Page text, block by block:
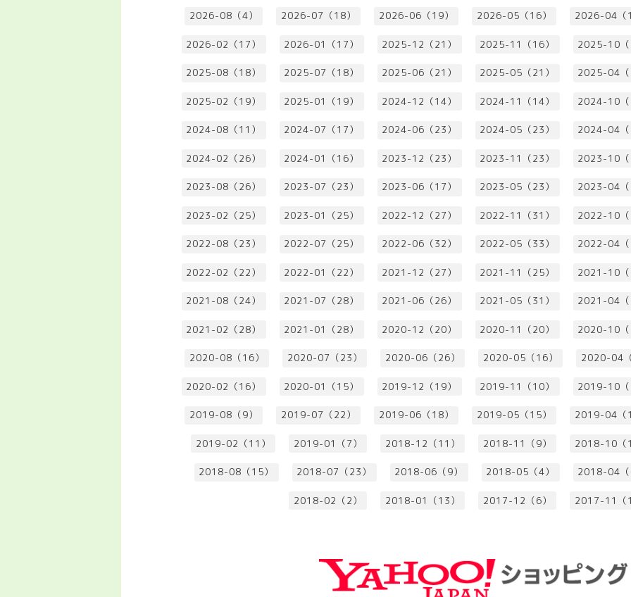
2026-08（4） 2026-07（18） 2026-06（19） 2026-05（16） 2026-04（
2026-02（17） 2026-01（17） 2025-12（21） 2025-11（16） 2025-10
2025-08（18） 2025-07（18） 2025-06（21） 2025-05（21） 2025-04
2025-02（19） 2025-01（19） 2024-12（14） 2024-11（14） 2024-10
2024-08（11） 2024-07（17） 2024-06（23） 2024-05（23） 2024-04
2024-02（26） 2024-01（16） 2023-12（23） 2023-11（23） 2023-10
2023-08（26） 2023-07（23） 2023-06（17） 2023-05（23） 2023-04
2023-02（25） 2023-01（25） 2022-12（27） 2022-11（31） 2022-10
2022-08（23） 2022-07（25） 2022-06（32） 2022-05（33） 2022-04
2022-02（22） 2022-01（22） 2021-12（27） 2021-11（25） 2021-10
2021-08（24） 2021-07（28） 2021-06（26） 2021-05（31） 2021-04
2021-02（28） 2021-01（28） 2020-12（20） 2020-11（20） 2020-10
2020-08（16） 2020-07（23） 2020-06（26） 2020-05（16） 2020-04
2020-02（16） 2020-01（15） 2019-12（19） 2019-11（10） 2019-10
2019-08（9） 2019-07（22） 2019-06（18） 2019-05（15） 2019-04（
2019-02（11） 2019-01（7） 2018-12（11） 2018-11（9） 2018-10（
2018-08（15） 2018-07（23） 2018-06（9） 2018-05（4） 2018-04
2018-02（2） 2018-01（13） 2017-12（6） 2017-11（